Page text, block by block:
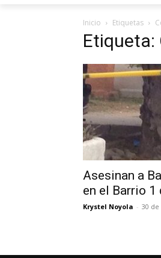
Inicio Etiquetas
Etiqueta:
Asesinan a
en el Barrio 1
Krystel Noyola - 30